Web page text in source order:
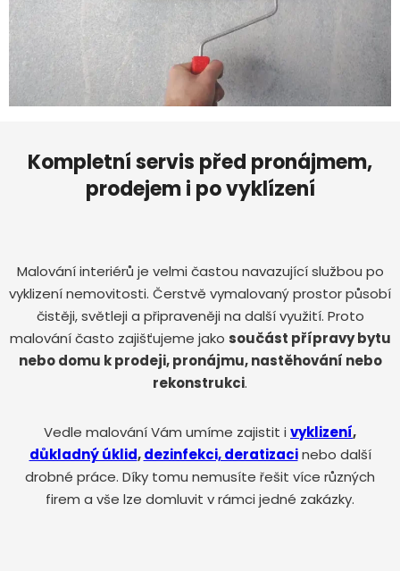
Kompletní servis před pronájmem,
prodejem i po vyklízení
Malování interiérů je velmi častou navazující službou po
vyklizení nemovitosti. Čerstvě vymalovaný prostor působí
čistěji, světleji a připraveněji na další využití. Proto
malování často zajišťujeme jako součást přípravy bytu
nebo domu k prodeji, pronájmu, nastěhování nebo
rekonstrukci.
Vedle malování Vám umíme zajistit i vyklizení,
důkladný úklid,dezinfekci, deratizacinebo další
drobné práce. Díky tomu nemusíte řešit více různých
firem a vše lze domluvit v rámci jedné zakázky.